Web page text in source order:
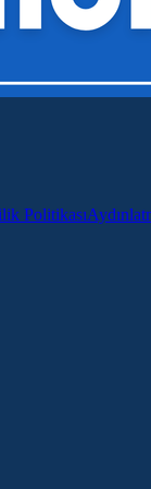
Politikası